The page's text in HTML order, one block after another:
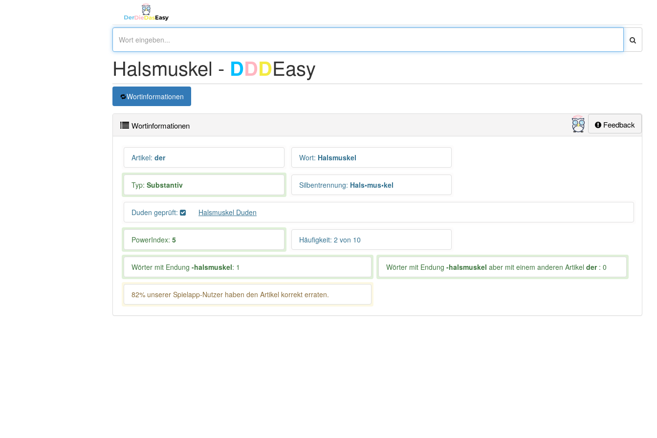
Halsmuskel - DDDEasy
Wortinformationen
Feedback
Wortinformationen
Artikel: der Wort: Halsmuskel
Typ: Substantiv Silbentrennung: Hals•mus•kel
Duden geprüft: Halsmuskel Duden
PowerIndex: 5 Häufigkeit: 2 von 10
Wörter mit Endung -halsmuskel: 1 Wörter mit Endung-halsmuskel aber mit einem anderen Artikelder: 0
82% unserer Spielapp-Nutzer haben den Artikel korrekt erraten.